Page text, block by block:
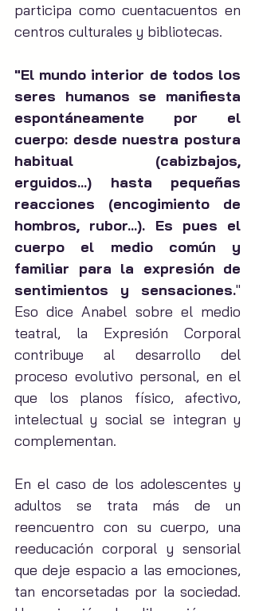
participa como cuentacuentos en
centros culturales y bibliotecas.
"El mundo interior de todos los
seres humanos se manifiesta
espontáneamente por el
cuerpo: desde nuestra postura
habitual (cabizbajos,
erguidos...) hasta pequeñas
reacciones (encogimiento de
hombros, rubor...). Es pues el
cuerpo el medio común y
familiar para la expresión de
sentimientos y sensaciones."
Eso dice Anabel sobre el medio
teatral, la Expresión Corporal
contribuye al desarrollo del
proceso evolutivo personal, en el
que los planos físico, afectivo,
intelectual y social se integran y
complementan.
En el caso de los adolescentes y
adultos se trata más de un
reencuentro con su cuerpo, una
reeducación corporal y sensorial
que deje espacio a las emociones,
tan encorsetadas por la sociedad.